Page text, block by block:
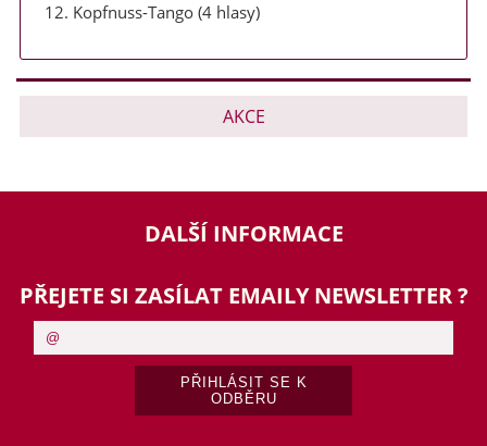
12. Kopfnuss-Tango (4 hlasy)
AKCE
DALŠÍ INFORMACE
PŘEJETE SI ZASÍLAT EMAILY NEWSLETTER ?